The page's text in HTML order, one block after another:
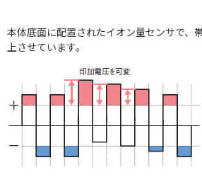
本体底面に配置されたイオン量センサで、
上させています。